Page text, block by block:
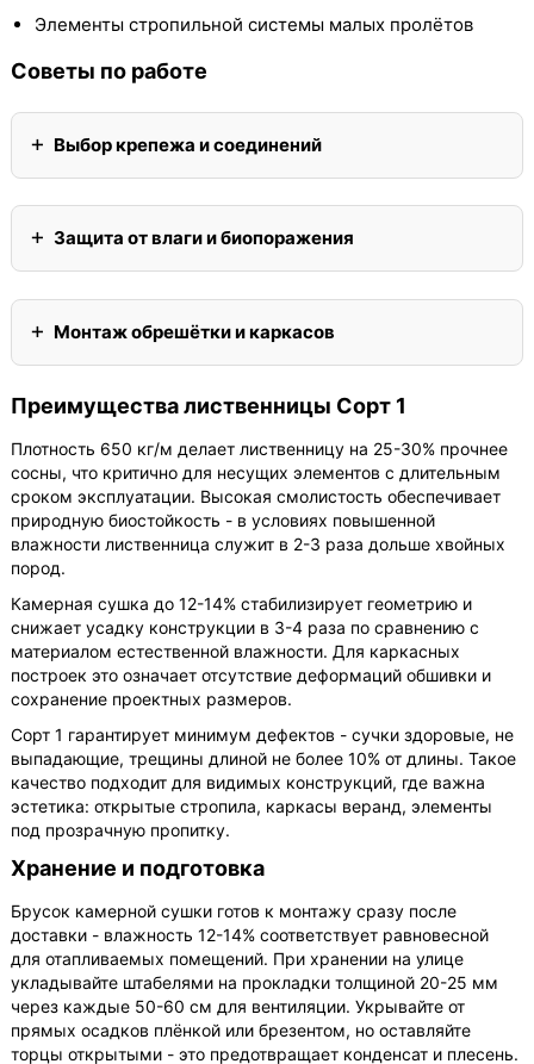
Элементы стропильной системы малых пролётов
Советы по работе
Выбор крепежа и соединений
Защита от влаги и биопоражения
Монтаж обрешётки и каркасов
Преимущества лиственницы Сорт 1
Плотность 650 кг/м делает лиственницу на 25-30% прочнее
сосны, что критично для несущих элементов с длительным
сроком эксплуатации. Высокая смолистость обеспечивает
природную биостойкость - в условиях повышенной
влажности лиственница служит в 2-3 раза дольше хвойных
пород.
Камерная сушка до 12-14% стабилизирует геометрию и
снижает усадку конструкции в 3-4 раза по сравнению с
материалом естественной влажности. Для каркасных
построек это означает отсутствие деформаций обшивки и
сохранение проектных размеров.
Сорт 1 гарантирует минимум дефектов - сучки здоровые, не
выпадающие, трещины длиной не более 10% от длины. Такое
качество подходит для видимых конструкций, где важна
эстетика: открытые стропила, каркасы веранд, элементы
под прозрачную пропитку.
Хранение и подготовка
Брусок камерной сушки готов к монтажу сразу после
доставки - влажность 12-14% соответствует равновесной
для отапливаемых помещений. При хранении на улице
укладывайте штабелями на прокладки толщиной 20-25 мм
через каждые 50-60 см для вентиляции. Укрывайте от
прямых осадков плёнкой или брезентом, но оставляйте
торцы открытыми - это предотвращает конденсат и плесень.